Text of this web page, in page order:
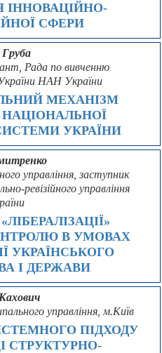
ІННОВАЦІЙНО-
СФЕРИ
Груба
Рада по вивченню
НАН України
МЕХАНІЗМ
УКРАЇНИ
управління, заступник
ревізійного управління
В УМОВАХ
УКРАЇНСЬКОГО
І ДЕРЖАВИ
управління, м.Київ
ПІДХОДУ
СТРУКТУРНО-